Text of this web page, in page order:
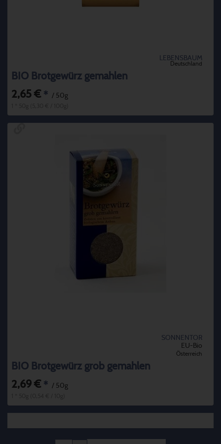
LEBENSBAUM
Deutschland
BIO Brotgewürz gemahlen
2,65 € * / 50g
SONNENTOR
EU-Bio
Österreich
BIO Brotgewürz grob gemahlen
2,69 € * / 50g